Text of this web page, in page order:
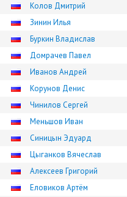
Колов Дмитрий
Зинин Илья
Буркин Владислав
Домрачев Павел
Иванов Андрей
Корунов Денис
Чинилов Сергей
Меньшов Иван
Синицын Эдуард
Цыганков Вячеслав
Алексеев Григорий
Еловиков Артём